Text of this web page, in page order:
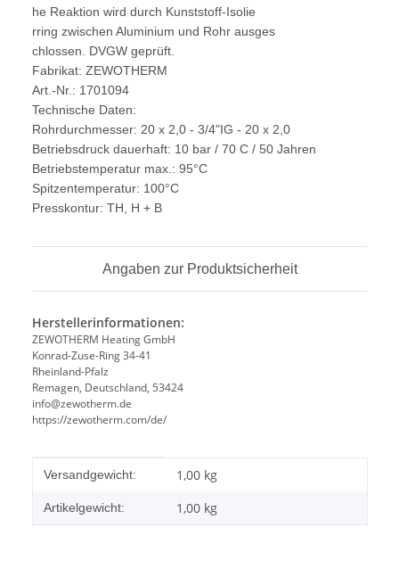
he Reaktion wird durch Kunststoff-Isolie
rring zwischen Aluminium und Rohr ausges
chlossen. DVGW geprüft.
Fabrikat: ZEWOTHERM
Art.-Nr.: 1701094
Technische Daten:
Rohrdurchmesser: 20 x 2,0 - 3/4"IG - 20 x 2,0
Betriebsdruck dauerhaft: 10 bar / 70 C / 50 Jahren
Betriebstemperatur max.: 95°C
Spitzentemperatur: 100°C
Presskontur: TH, H + B
Angaben zur Produktsicherheit
Herstellerinformationen:
ZEWOTHERM Heating GmbH
Konrad-Zuse-Ring 34-41
Rheinland-Pfalz
Remagen, Deutschland, 53424
info@zewotherm.de
https://zewotherm.com/de/
Produkteigenschaft
Wert
Versandgewicht: 1,00 kg
Artikelgewicht: 1,00 kg